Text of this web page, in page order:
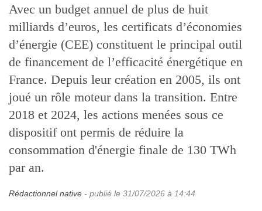
Avec un budget annuel de plus de huit
milliards d’euros, les certificats d’économies
d’énergie (CEE) constituent le principal outil
de financement de l’efficacité énergétique en
France. Depuis leur création en 2005, ils ont
joué un rôle moteur dans la transition. Entre
2018 et 2024, les actions menées sous ce
dispositif ont permis de réduire la
consommation d'énergie finale de 130 TWh
par an.
Rédactionnel native - publié le 31/07/2026 à 14:44